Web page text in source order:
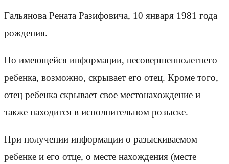
Гальянова Рената Разифовича, 10 января 1981 года
рождения.
По имеющейся информации, несовершеннолетнего
ребенка, возможно, скрывает его отец. Кроме того,
отец ребенка скрывает свое местонахождение и
также находится в исполнительном розыске.
При получении информации о разыскиваемом
ребенке и его отце, о месте нахождения (месте